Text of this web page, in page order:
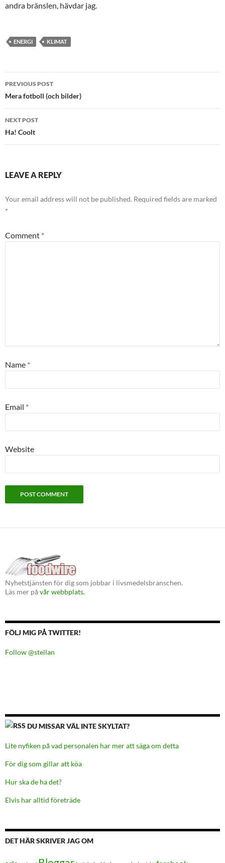
andra bränslen, hävdar jag.
ENERGI KLIMAT
Post
navigation
PREVIOUS POST
Mera fotboll (och bilder)
NEXT POST
Ha! Coolt
LEAVE A REPLY
Your email address will not be published. Required fields are marked
*
Comment *
Name *
Email *
Website
Nyhetstjänsten för dig som jobbar i livsmedelsbranschen.
Läs mer påvår webbplats.
FÖLJ MIG PÅ TWITTER!
Follow @stellan
DU MISSAR VÄL INTE SKYLTAT?
Lite nyfiken på vad personalen har mer att säga om detta
För dig som gillar att köa
Hur ska de ha det?
Elvis har alltid företräde
DET HÄR SKRIVER JAG OM